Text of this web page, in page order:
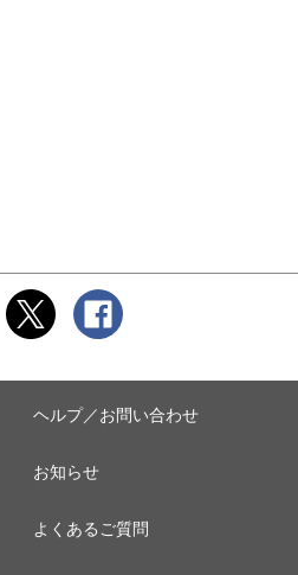
ヘルプ／お問い合わせ
お知らせ
よくあるご質問